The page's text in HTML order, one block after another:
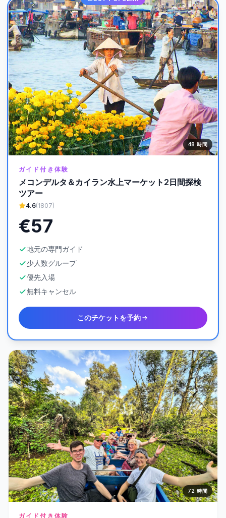
48 時間
ガイド付き体験
メコンデルタ＆カイラン水上マーケット2日間探検
ツアー
4.6(1807)
€57
地元の専門ガイド
少人数グループ
優先入場
無料キャンセル
このチケットを予約
72 時間
ガイド付き体験